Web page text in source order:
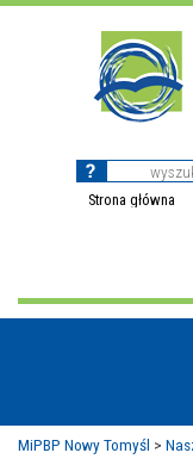
Strona główna
MiPBP Nowy Tomyśl >